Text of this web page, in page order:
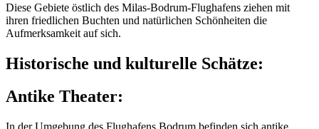
Diese Gebiete östlich des Milas-Bodrum-Flughafens ziehen mit
ihren friedlichen Buchten und natürlichen Schönheiten die
Aufmerksamkeit auf sich.
Historische und kulturelle Schätze:
Antike Theater: